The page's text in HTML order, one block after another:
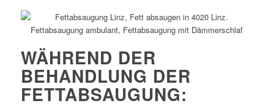
WÄHREND DER
BEHANDLUNG DER
FETTABSAUGUNG: